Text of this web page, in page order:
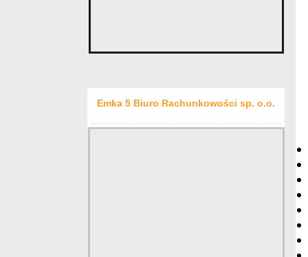
Emka 5 Biuro Rachunkowości sp. o.o.